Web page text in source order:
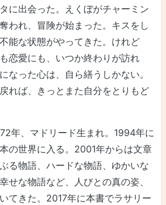
に出会った。えくぼがチャーミン
われ、冒険が始まった。キスをし
能な状態がやってきた。けれど
恋愛にも、いつか終わりが訪れ
なった心は、自ら繕うしかない。
れば、きっとまた自分をとりもど
年、マドリード生まれ。1994年に
の世界に入る。2001年からは文章
る物語、ハードな物語、ゆかいな
せな物語など、人びとの真の姿、
てきた。2017年に本書でラサリー